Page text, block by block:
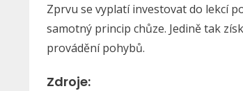
Zprvu se vyplatí investovat do lekcí
samotný princip chůze. Jedině tak
provádění pohybů.
Zdroje: